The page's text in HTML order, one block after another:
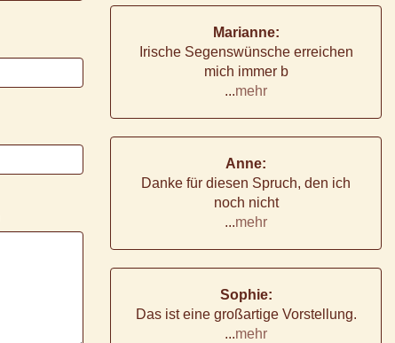
Marianne:
Irische Segenswünsche erreichen
mich immer b
...mehr
Anne:
Danke für diesen Spruch, den ich
noch nicht
...mehr
Sophie:
Das ist eine großartige Vorstellung.
...mehr